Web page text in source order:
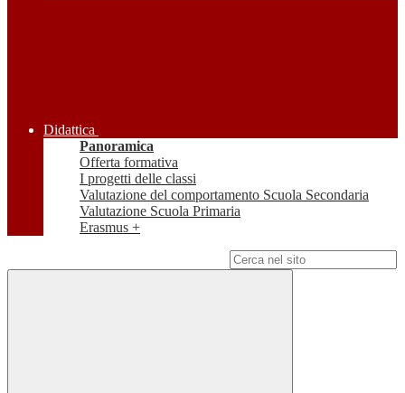
Didattica
Panoramica
Offerta formativa
I progetti delle classi
Valutazione del comportamento Scuola Secondaria
Valutazione Scuola Primaria
Erasmus +